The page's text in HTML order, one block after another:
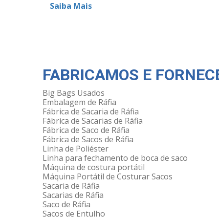
Saiba Mais
FABRICAMOS E
Big Bags Usados
Embalagem de Ráfia
Fábrica de Sacaria de Ráfia
Fábrica de Sacarias de Ráfia
Fábrica de Saco de Ráfia
Fábrica de Sacos de Ráfia
Linha de Poliéster
Linha para fechamento de boca de saco
Máquina de costura portátil
Máquina Portátil de Costurar Sacos
Sacaria de Ráfia
Sacarias de Ráfia
Saco de Ráfia
Sacos de Entulho